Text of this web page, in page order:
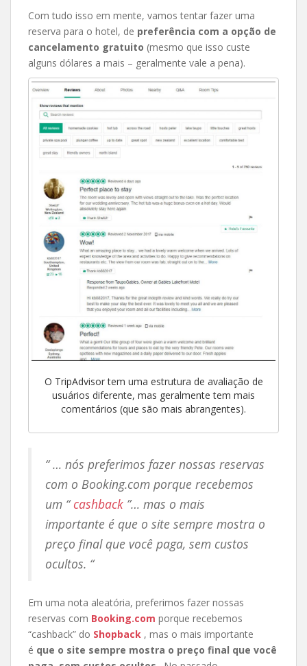
Com tudo isso em mente, vamos tentar fazer uma
reserva para o hotel, de preferência com a opção de
cancelamento gratuito (mesmo que isso custe
alguns dólares a mais – geralmente vale a pena).
O TripAdvisor tem uma estrutura de avaliação de
usuários diferente, mas geralmente tem mais
comentários (que são mais abrangentes).
“ … nós preferimos fazer nossas reservas
com o Booking.com porque recebemos
um “cashback ”… mas o mais
importante é que o site sempre mostra o
preço final que você paga, sem custos
ocultos. “
Em uma nota aleatória, preferimos fazer nossas
reservas com Booking.com porque recebemos
“cashback” do Shopback , mas o mais importante
é que o site sempre mostra o preço final que você